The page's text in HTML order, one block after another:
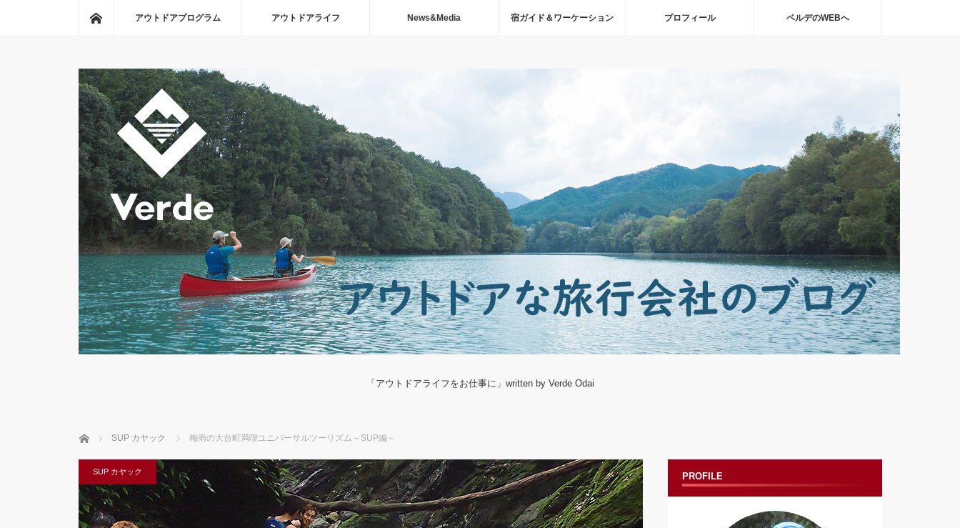
ホームアウトドアプログラム アウトドアライフ News&Media 宿ガイド＆ワーケーション プロフィール ベルデのWEBへ
「アウトドアライフをお仕事に」written by Verde Odai
ホーム SUP カヤック 梅雨の大台町満喫ユニバーサルツーリズム～SUP編～
SUP カヤック PROFILE